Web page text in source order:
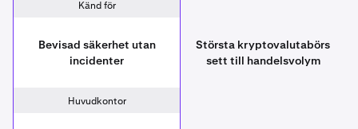
Känd för
Bevisad säkerhet utan
incidenter
Största kryptovalutabörs
sett till handelsvolym
Huvudkontor